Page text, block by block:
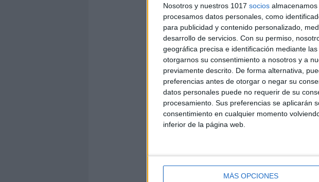
Nosotros y nuestros 1017 socios
procesamos datos personales, como
para publicidad y contenido personalizado,
desarrollo de servicios. Con su permiso,
geográfica precisa e identificación mediante
otorgarnos su consentimiento a nosotros y a
previamente descrito. De forma alternativa,
preferencias antes de otorgar o negar su
datos personales puede no requerir de su
procesamiento. Sus preferencias se aplicarán
consentimiento en cualquier momento
inferior de la página web.
MÁS OPCIONES